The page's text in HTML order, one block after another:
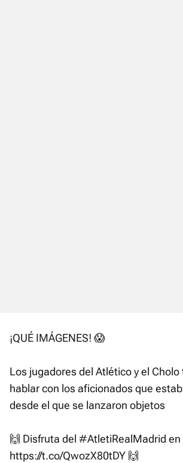
¡QUÉ IMÁGENES! 😱
Los jugadores del Atlético y el
hablar con los aficionados que
desde el que se lanzaron objetos
🙌 Disfruta del #AtletiRealMadrid en
https://t.co/QwozX80tDY 🙌